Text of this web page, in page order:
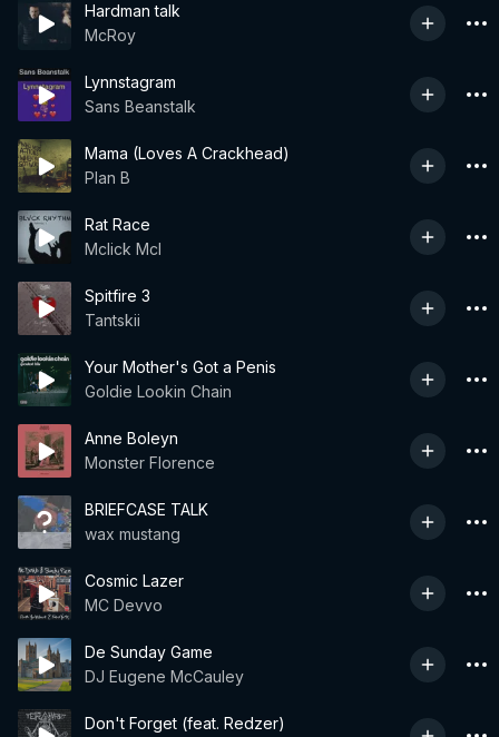
Hardman talk
McRoy
Lynnstagram
Sans Beanstalk
Mama (Loves A Crackhead)
Plan B
Rat Race
Mclick Mcl
Spitfire 3
Tantskii
Your Mother's Got a Penis
Goldie Lookin Chain
Anne Boleyn
Monster Florence
BRIEFCASE TALK
wax mustang
Cosmic Lazer
MC Devvo
De Sunday Game
DJ Eugene McCauley
Don't Forget (feat. Redzer)